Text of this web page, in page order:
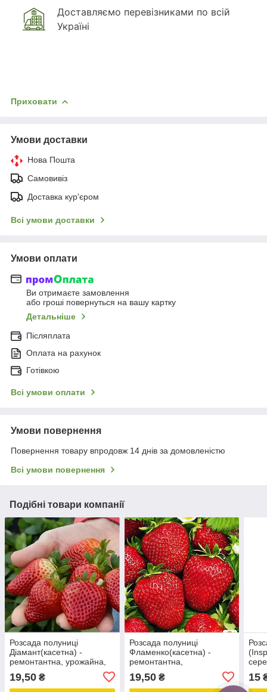
Доставляємо перевізниками по всій
Україні
Приховати
Умови доставки
Нова Пошта
Самовивіз
Доставка кур'єром
Всі умови доставки
Умови оплати
Ви отримаєте замовлення
або гроші повернуться на вашу картку
Детальніше
Післяплата
Оплата на рахунок
Готівкою
Всі умови оплати
Умови повернення
Повернення товару впродовж 14 днів за домовленістю
Всі умови повернення
Подібні товари компанії
Розсада полуниці
Діамант(касетна) -
ремонтантна, урожайна,
19,50 ₴
Розсада полуниці
Фламенко(касетна) -
ремонтантна,
високоврожайна
19,50₴ 15